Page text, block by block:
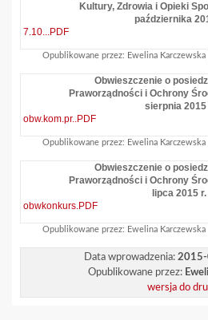
Kultury, Zdrowia i Opieki
października
7.10...PDF
Opublikowane przez: Ewelina
Obwieszczenie o
Praworządności i Ochrony
sierpnia 2015
obw.kom.pr..PDF
Opublikowane przez: Ewelina
Obwieszczenie o
Praworządności i Ochrony
lipca 2015 r.
obwkonkurs.PDF
Opublikowane przez: Ewelina
Data wprowadzenia:
Opublikowane przez:
wersja do